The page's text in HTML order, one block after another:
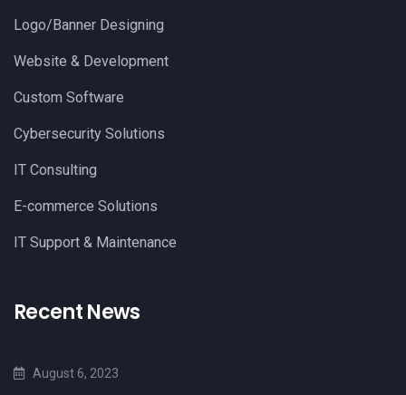
Logo/Banner Designing
Website & Development
Custom Software
Cybersecurity Solutions
IT Consulting
E-commerce Solutions
IT Support & Maintenance
Recent News
August 6, 2023